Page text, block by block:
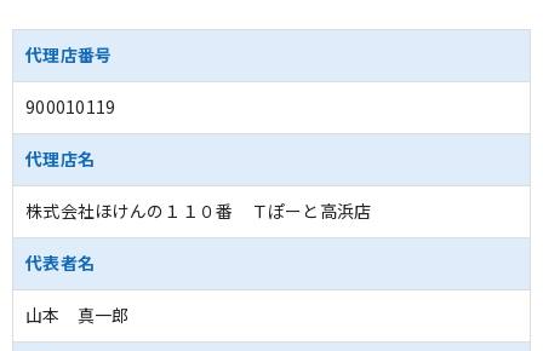
代理店番号
900010119
代理店名
株式会社ほけんの１１０番 Ｔぽーと高浜店
代表者名
山本 真一郎